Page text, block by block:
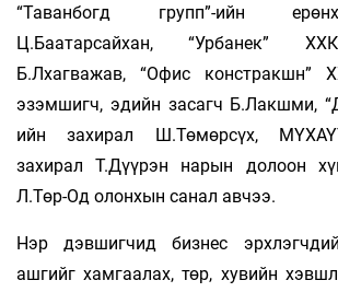
“Таванбогд групп”-ийн
Ц.Баатарсайхан, “Урбанек”
Б.Лхагважав, “Офис констракшн”
эзэмшигч, эдийн засагч Б.Лакшми,
ийн захирал Ш.Төмөрсүх,
захирал Т.Дүүрэн нарын долоон
Л.Төр-Од олонхын санал авчээ.
Нэр дэвшигчид бизнес
ашгийг хамгаалах, төр, хувийн